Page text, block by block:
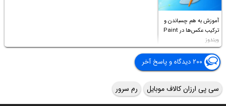
آموزش به هم چسباندن و
ترکیب عکس‌ها در Paint
ویندوز
۲۰۰ دیدگاه و پاسخ آخر
سی پی ارزان کالاف موبایل رم سرور